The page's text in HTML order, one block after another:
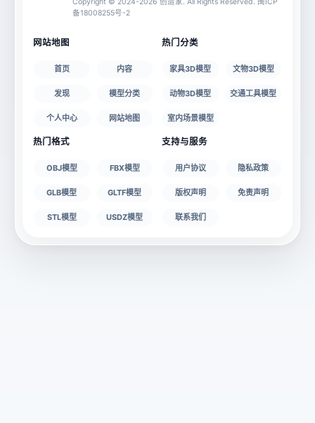
Copyright © 2024-2026 创造家. All Rights Reserved. 闽ICP
备18008255号-2
网站地图
首页 内容
发现 模型分类
个人中心 网站地图
热门分类
家具3D模型 文物3D模型
动物3D模型 交通工具模型
室内场景模型
热门格式
OBJ模型 FBX模型
GLB模型 GLTF模型
STL模型 USDZ模型
支持与服务
用户协议 隐私政策
版权声明 免责声明
联系我们